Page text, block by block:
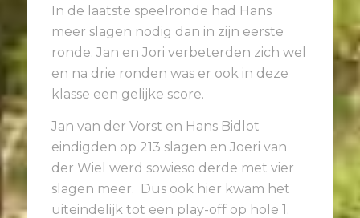
In de laatste speelronde had Hans
meer slagen nodig dan in zijn eerste
ronde. Jan en Jori verbeterden zich wel
en na drie ronden was er ook in deze
klasse een gelijke score.
Jan van der Vorst en Hans Bidlot
eindigden op 213 slagen en Joeri van
der Wiel werd sowieso derde met vier
slagen meer. Dus ook hier kwam het
uiteindelijk tot een play-off op hole 1.